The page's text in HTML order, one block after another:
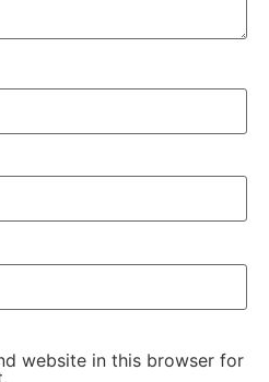
website in this browser for